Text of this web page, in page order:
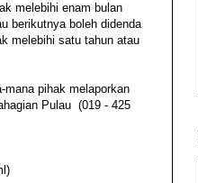
melebihi enam bulan
berikutnya boleh didenda
melebihi satu tahun atau
mana pihak melaporkan
Pulau (019 - 425